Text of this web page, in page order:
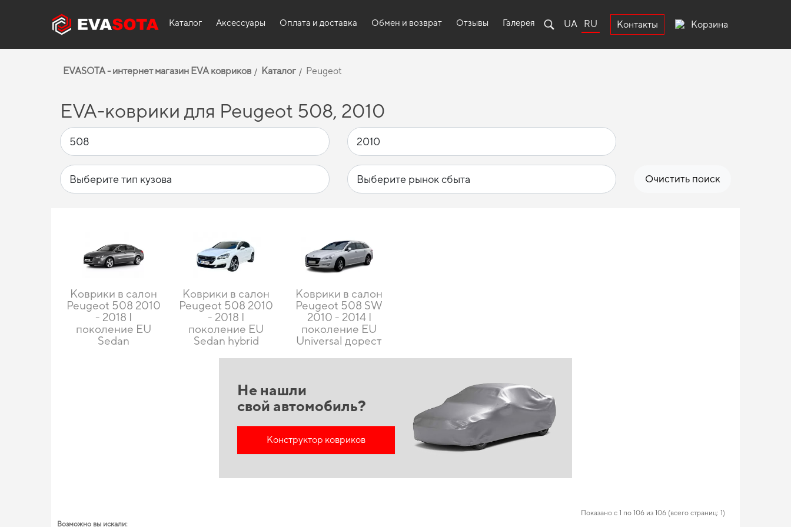
Каталог Аксессуары Оплата и доставка Обмен и возврат Отзывы Галерея UA RU Контакты Корзина
EVASOTA - интернет магазин EVA ковриков Каталог Peugeot
EVA-коврики для Peugeot 508, 2010
Очистить поиск
Коврики в салон
Peugeot 508 2010
- 2018 I
поколение EU
Sedan
Коврики в салон
Peugeot 508 2010
- 2018 I
поколение EU
Sedan hybrid
Коврики в салон
Peugeot 508 SW
2010 - 2014 I
поколение EU
Universal дорест
Не нашли
свой автомобиль?
Конструктор ковриков
Показано с 1 по 106 из 106 (всего страниц: 1)
Возможно вы искали: